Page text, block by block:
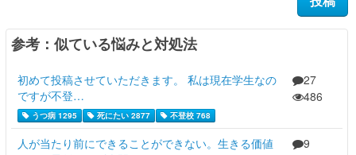
参考：似ている悩みと対処法
初めて投稿させていただきます。 私は現在学生なの
ですが不登…
うつ病 1295 死にたい 2877 不登校 768
27
486
人が当たり前にできることができない。生きる価値
9